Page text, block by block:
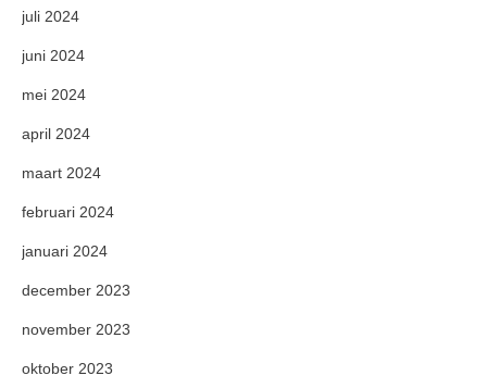
juli 2024
juni 2024
mei 2024
april 2024
maart 2024
februari 2024
januari 2024
december 2023
november 2023
oktober 2023